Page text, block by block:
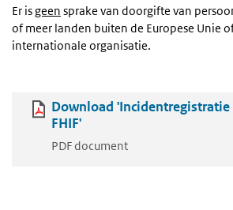
Er isgeen sprake van doorgifte van
of meer landen buiten de Europese Unie
internationale organisatie.
Download 'Incidentregistratie
FHIF'
PDF document